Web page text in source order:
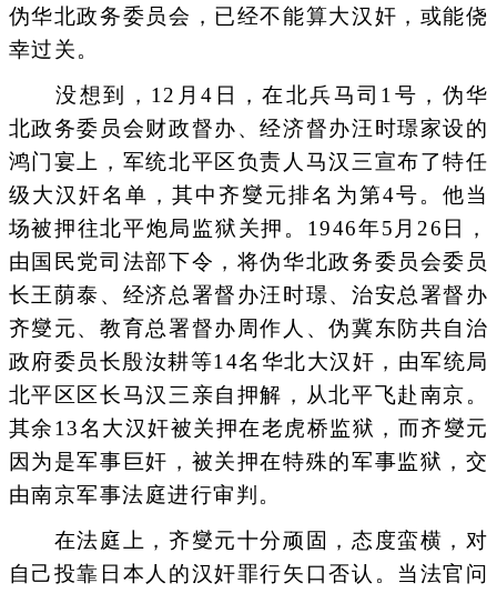
伪华北政务委员会，已经不能算大汉奸，或能侥
幸过关。
没想到，12月4日，在北兵马司1号，伪华
北政务委员会财政督办、经济督办汪时璟家设的
鸿门宴上，军统北平区负责人马汉三宣布了特任
级大汉奸名单，其中齐燮元排名为第4号。他当
场被押往北平炮局监狱关押。1946年5月26日，
由国民党司法部下令，将伪华北政务委员会委员
长王荫泰、经济总署督办汪时璟、治安总署督办
齐燮元、教育总署督办周作人、伪冀东防共自治
政府委员长殷汝耕等14名华北大汉奸，由军统局
北平区区长马汉三亲自押解，从北平飞赴南京。
其余13名大汉奸被关押在老虎桥监狱，而齐燮元
因为是军事巨奸，被关押在特殊的军事监狱，交
由南京军事法庭进行审判。
在法庭上，齐燮元十分顽固，态度蛮横，对
自己投靠日本人的汉奸罪行矢口否认。当法官问